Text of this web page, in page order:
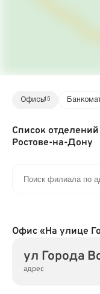
Офисы15
Список
Ростове-на-Дону
Офис «На улице
ул Города
адрес